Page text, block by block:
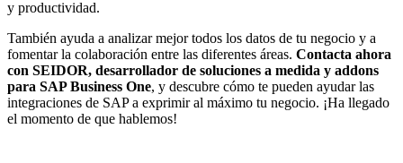
y productividad.
También ayuda a analizar mejor todos los datos de tu negocio y a
fomentar la colaboración entre las diferentes áreas. Contacta ahora
con SEIDOR, desarrollador de soluciones a medida y addons
para SAP Business One, y descubre cómo te pueden ayudar las
integraciones de SAP a exprimir al máximo tu negocio. ¡Ha llegado
el momento de que hablemos!